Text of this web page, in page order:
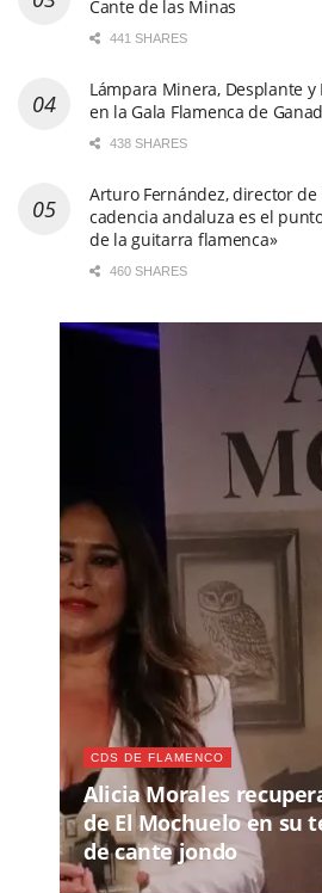
Cante de las Minas
441 SHARES
Lámpara Minera, Desplante
en la Gala Flamenca de
438 SHARES
Arturo Fernández, director de
cadencia andaluza es el
de la guitarra flamenca»
460 SHARES
CDS DE FLAMENCO
Alicia Morales
de El Mochuelo en su
de cante jondo